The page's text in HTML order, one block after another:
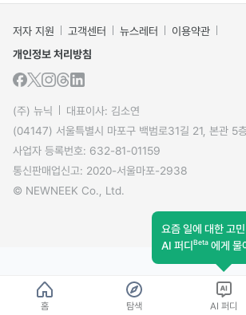
저자 지원 고객센터 뉴스레터
이용약관
개인정보 처리방침
(주) 뉴닉
대표이사: 김소연
(04147) 서울특별시 마포구 백범로31길 21, 본관 5
사업자 등록번호: 632-81-01159
통신판매업신고: 2020-서울마포-2938
© NEWNEEK Co., Ltd.
홈 탐색
요즘 일에 대한 고민
AI 퍼디Beta 에게 물
AI 퍼디